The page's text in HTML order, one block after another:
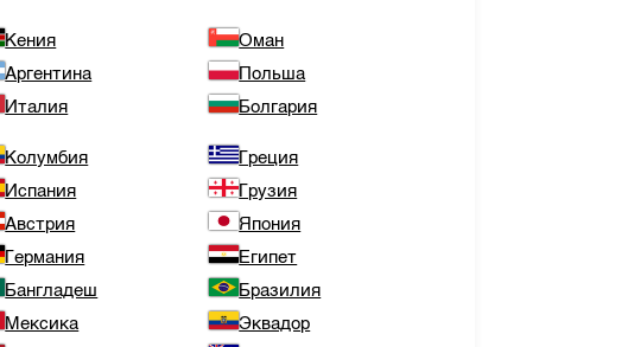
Кения
Оман
Аргентина
Польша
Италия Болгария
Колумбия
Греция
Испания
Грузия
Австрия
Япония
Германия
Египет
Бангладеш
Бразилия
Мексика
Эквадор